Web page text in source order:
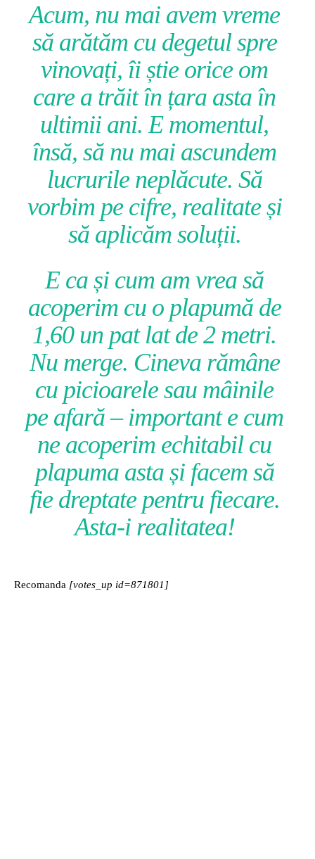
Acum, nu mai avem vreme
să arătăm cu degetul spre
vinovați, îi știe orice om
care a trăit în țara asta în
ultimii ani. E momentul,
însă, să nu mai ascundem
lucrurile neplăcute. Să
vorbim pe cifre, realitate și
să aplicăm soluții.
E ca și cum am vrea să
acoperim cu o plapumă de
1,60 un pat lat de 2 metri.
Nu merge. Cineva rămâne
cu picioarele sau mâinile
pe afară – important e cum
ne acoperim echitabil cu
plapuma asta și facem să
fie dreptate pentru fiecare.
Asta-i realitatea!
Recomanda [votes_up id=871801]